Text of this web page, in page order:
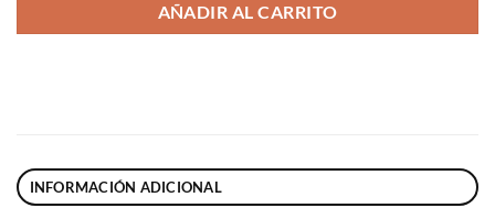
AÑADIR AL CARRITO
INFORMACIÓN ADICIONAL